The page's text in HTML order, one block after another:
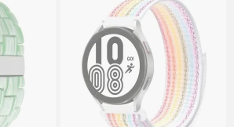
Kit Horlogerie Débutant
26,90 €
Boîte Pompe Bracelet Montre -